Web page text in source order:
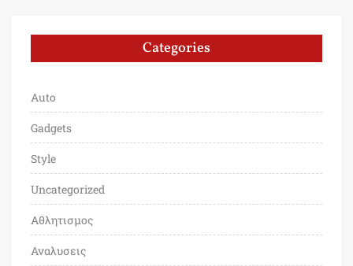
Categories
Auto
Gadgets
Style
Uncategorized
Αθλητισμος
Αναλυσεις